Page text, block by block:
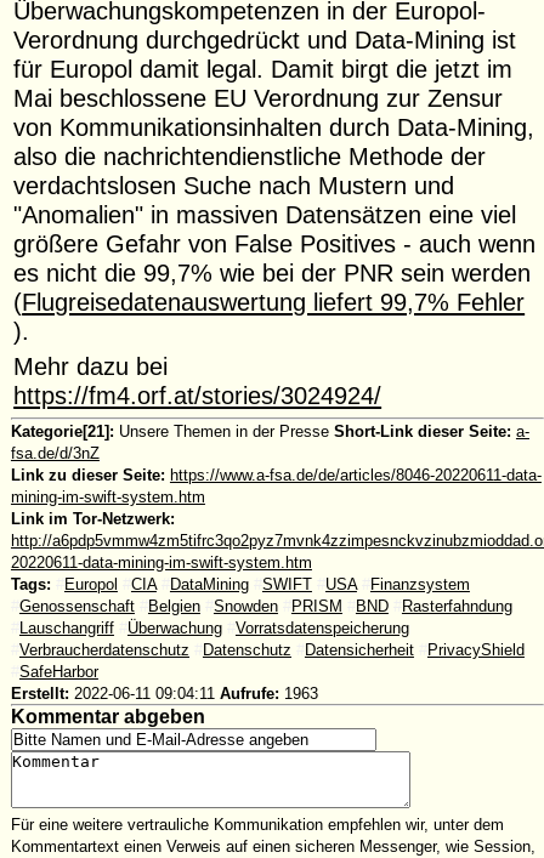
Überwachungskompetenzen in der Europol-
Verordnung durchgedrückt und Data-Mining ist
für Europol damit legal. Damit birgt die jetzt im
Mai beschlossene EU Verordnung zur Zensur
von Kommunikationsinhalten durch Data-Mining,
also die nachrichtendienstliche Methode der
verdachtslosen Suche nach Mustern und
"Anomalien" in massiven Datensätzen eine viel
größere Gefahr von False Positives - auch wenn
es nicht die 99,7% wie bei der PNR sein werden
(Flugreisedatenauswertung liefert 99,7% Fehler
).
Mehr dazu bei
https://fm4.orf.at/stories/3024924/
Kategorie[21]: Unsere Themen in der Presse Short-Link dieser Seite: a-
fsa.de/d/3nZ
Link zu dieser Seite: https://www.a-fsa.de/de/articles/8046-20220611-data-
mining-im-swift-system.htm
Link im Tor-Netzwerk:
http://
20220611-data-mining-im-swift-system.htm
Tags:
Europol CIA DataMining SWIFT USA
Finanzsystem
Genossenschaft Belgien Snowden PRISM BND
Rasterfahndung
Lauschangriff Überwachung
Vorratsdatenspeicherung
Verbraucherdatenschutz Datenschutz Datensicherheit
PrivacyShield
SafeHarbor
Erstellt: 2022-06-11 09:04:11 Aufrufe: 1963
Kommentar abgeben
Für eine weitere vertrauliche Kommunikation empfehlen wir, unter dem
Kommentartext einen Verweis auf einen sicheren Messenger, wie Session,